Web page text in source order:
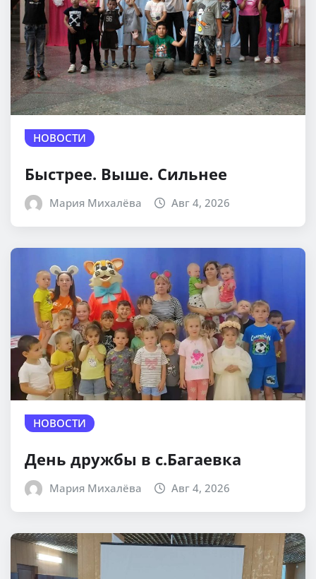
НОВОСТИ
Быстрее. Выше. Сильнее
Мария Михалёва Авг 4, 2026
НОВОСТИ
День дружбы в с.Багаевка
Мария Михалёва Авг 4, 2026